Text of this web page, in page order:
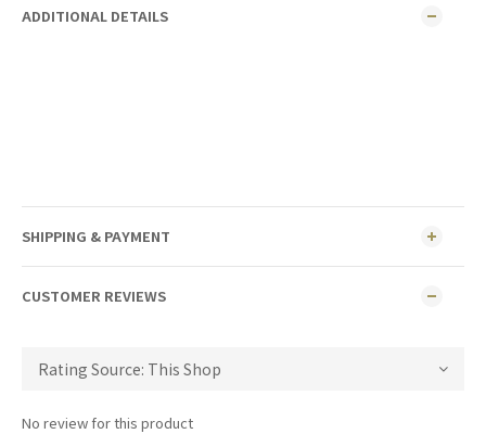
ADDITIONAL DETAILS
SHIPPING & PAYMENT
CUSTOMER REVIEWS
No review for this product